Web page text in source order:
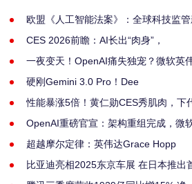
欧盟《人工智能法案》：全球科技监
CES 2026前瞻：AI长出“肉身”，
一夜变天！OpenAI痛失独宠？微软英
硬刚Gemini 3.0 Pro！Dee
性能暴涨5倍！黄仁勋CES秀肌肉，下
OpenAI重磅官宣：架构重组完成，微
超越摩尔定律：英伟达Grace Hopp
比亚迪亮相2025东京车展 在日本推出